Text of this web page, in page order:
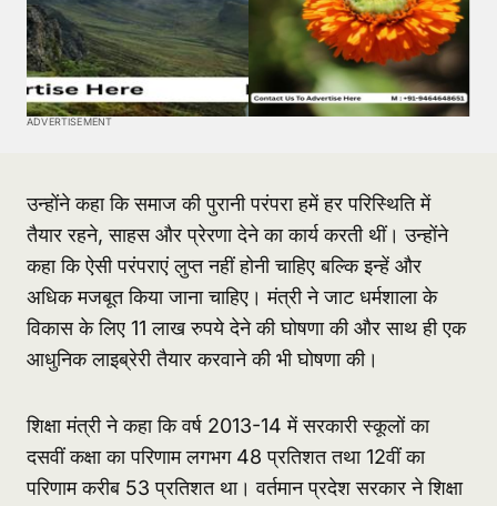
ADVERTISEMENT
उन्होंने कहा कि समाज की पुरानी परंपरा हमें हर परिस्थिति में
तैयार रहने, साहस और प्रेरणा देने का कार्य करती थीं। उन्होंने
कहा कि ऐसी परंपराएं लुप्त नहीं होनी चाहिए बल्कि इन्हें और
अधिक मजबूत किया जाना चाहिए। मंत्री ने जाट धर्मशाला के
विकास के लिए 11 लाख रुपये देने की घोषणा की और साथ ही एक
आधुनिक लाइब्रेरी तैयार करवाने की भी घोषणा की।
शिक्षा मंत्री ने कहा कि वर्ष 2013-14 में सरकारी स्कूलों का
दसवीं कक्षा का परिणाम लगभग 48 प्रतिशत तथा 12वीं का
परिणाम करीब 53 प्रतिशत था। वर्तमान प्रदेश सरकार ने शिक्षा